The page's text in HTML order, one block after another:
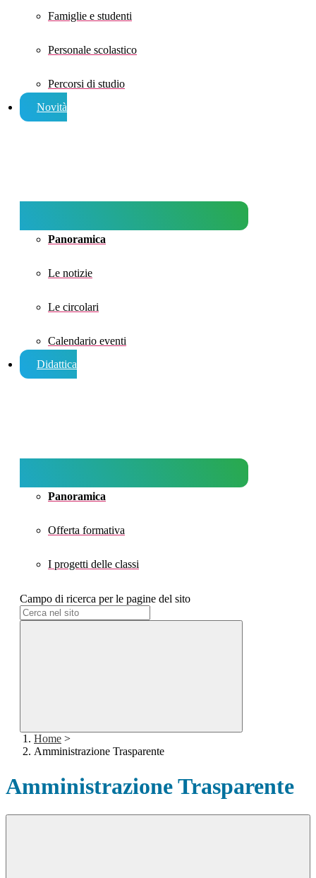
Famiglie e studenti
Personale scolastico
Percorsi di studio
Novità
Panoramica
Le notizie
Le circolari
Calendario eventi
Didattica
Panoramica
Offerta formativa
I progetti delle classi
Campo di ricerca per le pagine del sito
Home >
Amministrazione Trasparente
Amministrazione Trasparente